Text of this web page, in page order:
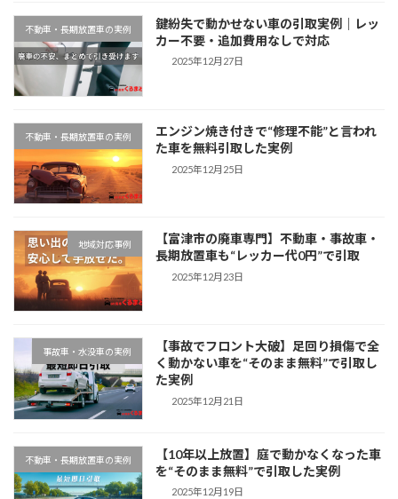
不動車・長期放置車の実例
鍵紛失で動かせない車の引取実例｜レッ
カー不要・追加費用なしで対応
2025年12月27日
不動車・長期放置車の実例
エンジン焼き付きで“修理不能”と言われ
た車を無料引取した実例
2025年12月25日
地域対応事例
【富津市の廃車専門】不動車・事故車・
長期放置車も“レッカー代0円”で引取
2025年12月23日
事故車・水没車の実例
【事故でフロント大破】足回り損傷で全
く動かない車を“そのまま無料”で引取し
た実例
2025年12月21日
不動車・長期放置車の実例
【10年以上放置】庭で動かなくなった車
を“そのまま無料”で引取した実例
2025年12月19日